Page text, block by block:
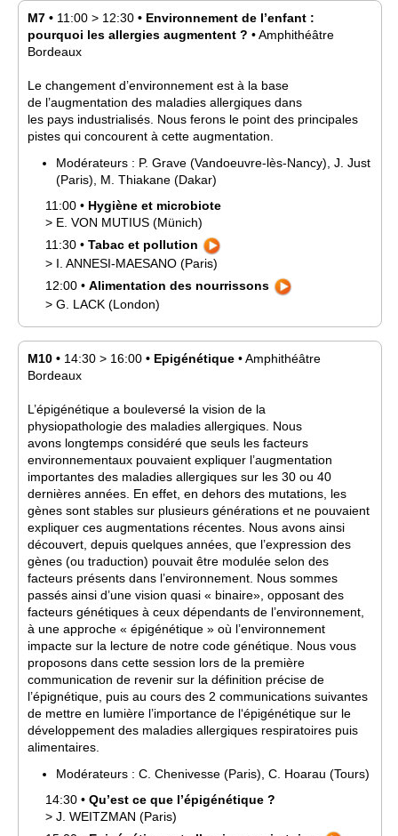
M7 • 11:00 > 12:30 • Environnement de l’enfant :
pourquoi les allergies augmentent ? •Amphithéâtre
Bordeaux
Le changement d’environnement est à la base
de l’augmentation des maladies allergiques dans
les pays industrialisés. Nous ferons le point des principales
pistes qui concourent à cette augmentation.
Modérateurs : P. Grave (Vandoeuvre-lès-Nancy) J. Just
(Paris)
M. Thiakane (Dakar)
11:00 • Hygiène et microbiote
> E. VON MUTIUS (Münich)
11:30 • Tabac et pollution
> I. ANNESI-MAESANO (Paris)
12:00 • Alimentation des nourrissons
> G. LACK (London)
M10 • 14:30 > 16:00 • Epigénétique •Amphithéâtre
Bordeaux
L’épigénétique a bouleversé la vision de la
physiopathologie des maladies allergiques. Nous
avons longtemps considéré que seuls les facteurs
environnementaux pouvaient expliquer l’augmentation
importantes des maladies allergiques sur les 30 ou 40
dernières années. En effet, en dehors des mutations, les
gènes sont stables sur plusieurs générations et ne pouvaient
expliquer ces augmentations récentes. Nous avons ainsi
découvert, depuis quelques années, que l’expression des
gènes (ou traduction) pouvait être modulée selon des
facteurs présents dans l’environnement. Nous sommes
passés ainsi d’une vision quasi « binaire», opposant des
facteurs génétiques à ceux dépendants de l’environnement,
à une approche « épigénétique » où l’environnement
impacte sur la lecture de notre code génétique. Nous vous
proposons dans cette session lors de la première
communication de revenir sur la définition précise de
l’épignétique, puis au cours des 2 communications suivantes
de mettre en lumière l’importance de l‘épigénétique sur le
développement des maladies allergiques respiratoires puis
alimentaires.
Modérateurs : C. Chenivesse (Paris) C. Hoarau (Tours)
14:30 • Qu’est ce que l’épigénétique ?
> J. WEITZMAN (Paris)